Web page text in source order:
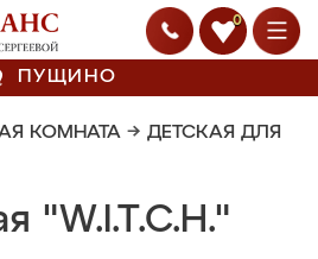
0
ПУЩИНО
КОМНАТА → ДЕТСКАЯ ДЛЯ
"W.I.T.C.H."